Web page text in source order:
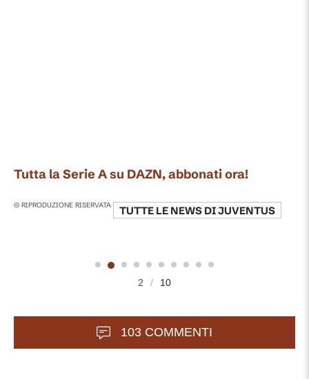
Tutta la Serie A su DAZN, abbonati ora!
© RIPRODUZIONE RISERVATA TUTTE LE NEWS DIJUVENTUS
2 / 10
103 COMMENTI